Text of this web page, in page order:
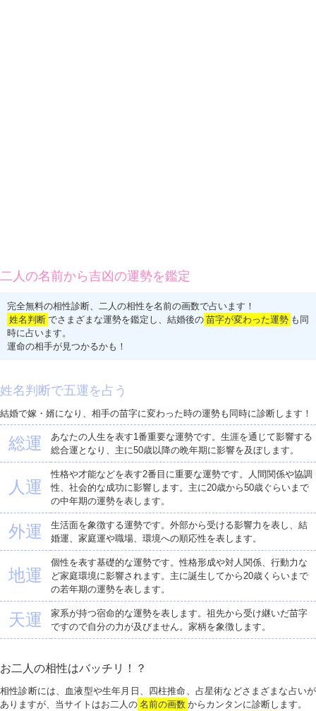
二人の名前から吉凶の運勢を鑑定
完全無料の相性診断、二人の相性を名前の画数で占います！
姓名判断 でさまざまな運勢を鑑定し、結婚後の 苗字が変わった運勢 も同
時に占います。
運命の相手が見つかるかも！
姓名判断で五運を占う
結婚で嫁・婿になり、相手の苗字に変わった時の運勢も同時に診断します！
総運
あなたの人生を表す1番重要な運勢です。生涯を通じて影響する
総合運となり、主に50歳以降の晩年期に影響を及ぼします。
人運
性格や才能などを表す2番目に重要な運勢です。人間関係や協調
性、社会的な成功に影響します。主に20歳から50歳ぐらいまで
の中年期の運勢を表します。
外運
生活面を象徴する運勢です。外部から受ける影響力を表し、結
婚運、家庭運や職場、環境への順応性を表します。
地運
個性を表す基礎的な運勢です。性格形成や対人関係、行動力な
ど家庭環境に影響されます。主に誕生してから20歳くらいまで
の若年期の運勢を表します。
天運
家系が持つ宿命的な運勢を表します。祖先から受け継いだ苗字
ですので自分の力が及びません。家柄を象徴します。
お二人の相性はバッチリ！？
相性診断には、血液型や生年月日、四柱推命、占星術などさまざまな占いが
ありますが、当サイトはお二人の 名前の画数 からカンタンに診断します。